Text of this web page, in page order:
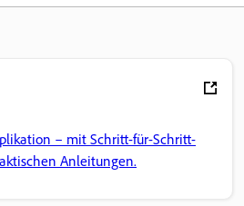
– mit Schritt-für-Schritt-
Anleitungen.